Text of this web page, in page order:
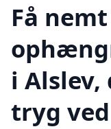
Få
i
tryg ved